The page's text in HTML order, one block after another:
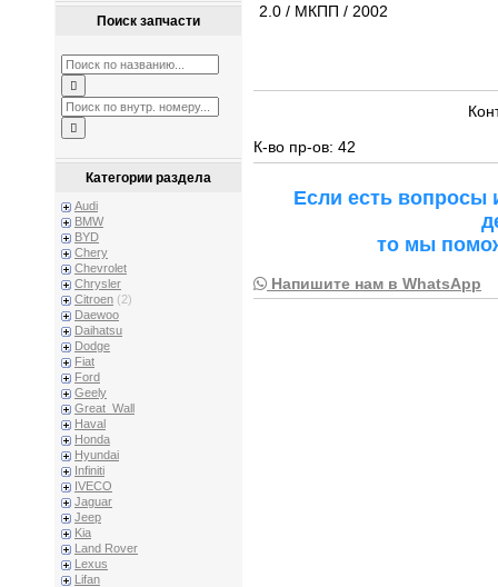
Поиск запчасти
Категории раздела
Audi
BMW
BYD
Chery
Chevrolet
Chrysler
Citroen (2)
Daewoo
Daihatsu
Dodge
Fiat
Ford
Geely
Great_Wall
Haval
Honda
Hyundai
Infiniti
IVECO
Jaguar
Jeep
Kia
Land Rover
Lexus
Lifan
2.0 / МКПП / 2002
К-во пр-ов: 42
Если есть
то мы
Напишите нам в WhatsApp